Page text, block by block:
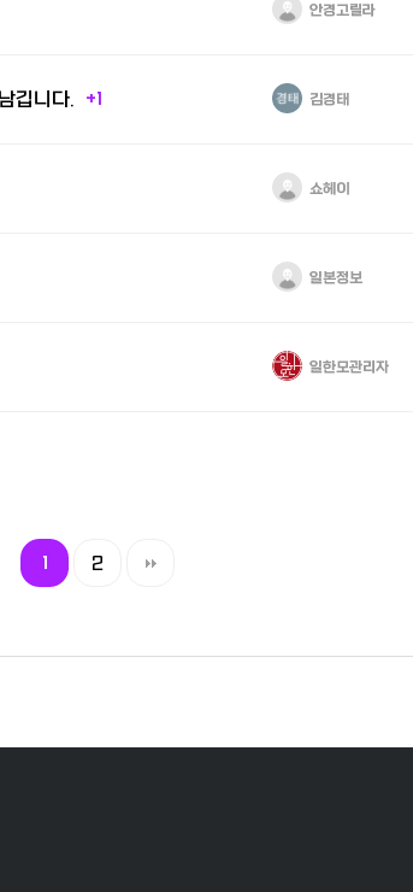
안경고릴라
깁니다. +1 김경태
쇼헤이
일본정보
일한모관리자
1 2